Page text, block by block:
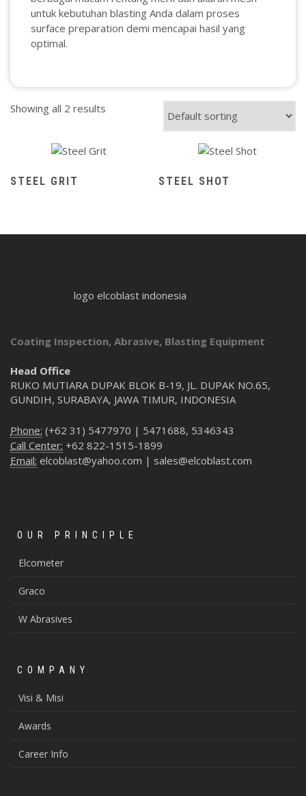
untuk kebutuhan blasting Anda dalam proses
surface preparation demi mencapai hasil yang
optimal.
Showing all 2 results
STEEL GRIT STEEL SHOT
logo elcoblast indonesia
Coating Inspection, Abrasive, Blasting Equipment
Head Office
RUKO MUTIARA DUPAK BLOK B-19, JL. DUPAK NO.65,
GUNDIH, SURABAYA, JAWA TIMUR, INDONESIA
Phone: (+62 31) 5477970 | 5471688, 5346343
Call Center: +62 822-1515-1899
Email: elcoblast@yahoo.com | sales@elcoblast.com
OUR PRINCIPLE
Elcometer
Graco
W Abrasives
COMPANY
Visi & Misi
Awards
Career Info